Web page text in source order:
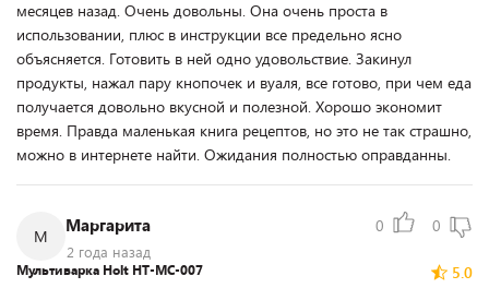
месяцев назад. Очень довольны. Она очень проста в
использовании, плюс в инструкции все предельно ясно
объясняется. Готовить в ней одно удовольствие. Закинул
продукты, нажал пару кнопочек и вуаля, все готово, при чем еда
получается довольно вкусной и полезной. Хорошо экономит
время. Правда маленькая книга рецептов, но это не так страшно,
можно в интернете найти. Ожидания полностью оправданны.
М
Маргарита
2 года назад
0 0
5.0
Мультиварка Holt HT-MC-007